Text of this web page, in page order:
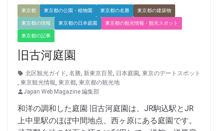
東京都 東京都の公園・植物園 東京都の名勝 東京都の建築物
東京都の情報 東京都の日本庭園 東京都の観光情報・観光スポット
東京都の記事
旧古河庭園
北区観光ガイド, 名勝, 新東京百景, 日本庭園, 東京のデートスポット
, 東京観光情報, 東京都, 東京都の観光地
Japan Web Magazine 編集部
和洋の調和した庭園 旧古河庭園は、JR駒込駅とJR
上中里駅のほぼ中間地点、西ヶ原にある庭園です。